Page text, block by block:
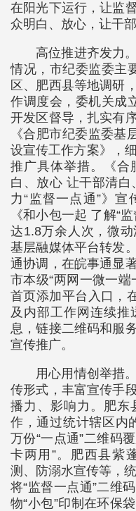
在阳光下运行，让监
众明白、放心，让干
高位推进齐发力
情况，市纪委监委主
区、肥西县等地调研
作调度会，委机关成
开发区督导，扎实有
《合肥市纪委监委基
设宣传工作方案》，
推广具体举措。《合
白、放心 让干部清白
力“监督一点通”》
《和小包一起 了解“
达1.8万余人次，微
基层融媒体平台转发
通协调，在皖事通显
市本级“两网一微一
首页添加平台入口，
及内部工作网连续推
息，链接二维码和服
宣传推广。
用心用情创举措
传形式，丰富宣传手
播力、影响力。肥东
作，通过统计辖区内
万份“一点通”二维码
卡两用”。肥西县紫
测、防溺水宣传等，
将“监督一点通”二维
物“小包”印制在环保